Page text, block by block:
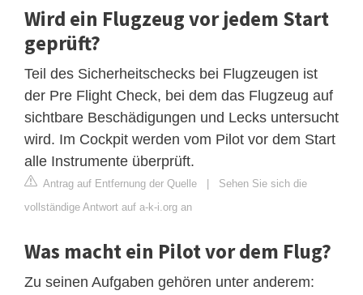
Wird ein Flugzeug vor jedem Start
geprüft?
Teil des Sicherheitschecks bei Flugzeugen ist
der Pre Flight Check, bei dem das Flugzeug auf
sichtbare Beschädigungen und Lecks untersucht
wird. Im Cockpit werden vom Pilot vor dem Start
alle Instrumente überprüft.
Antrag auf Entfernung der Quelle
Sehen Sie sich die
vollständige Antwort auf a-k-i.org an
Was macht ein Pilot vor dem Flug?
Zu seinen Aufgaben gehören unter anderem: